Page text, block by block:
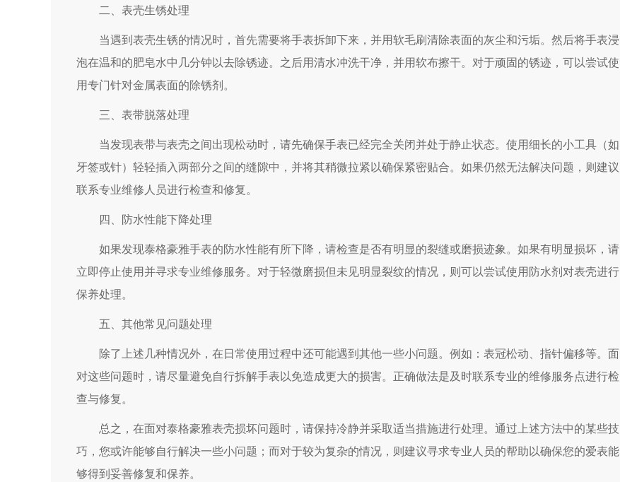
二、表壳生锈处理
当遇到表壳生锈的情况时，首先需要将手表拆卸下来，并用软毛刷清除表面的灰尘和污垢。然后将手表浸
泡在温和的肥皂水中几分钟以去除锈迹。之后用清水冲洗干净，并用软布擦干。对于顽固的锈迹，可以尝试使
用专门针对金属表面的除锈剂。
三、表带脱落处理
当发现表带与表壳之间出现松动时，请先确保手表已经完全关闭并处于静止状态。使用细长的小工具（如
牙签或针）轻轻插入两部分之间的缝隙中，并将其稍微拉紧以确保紧密贴合。如果仍然无法解决问题，则建议
联系专业维修人员进行检查和修复。
四、防水性能下降处理
如果发现泰格豪雅手表的防水性能有所下降，请检查是否有明显的裂缝或磨损迹象。如果有明显损坏，请
立即停止使用并寻求专业维修服务。对于轻微磨损但未见明显裂纹的情况，则可以尝试使用防水剂对表壳进行
保养处理。
五、其他常见问题处理
除了上述几种情况外，在日常使用过程中还可能遇到其他一些小问题。例如：表冠松动、指针偏移等。面
对这些问题时，请尽量避免自行拆解手表以免造成更大的损害。正确做法是及时联系专业的维修服务点进行检
查与修复。
总之，在面对泰格豪雅表壳损坏问题时，请保持冷静并采取适当措施进行处理。通过上述方法中的某些技
巧，您或许能够自行解决一些小问题；而对于较为复杂的情况，则建议寻求专业人员的帮助以确保您的爱表能
够得到妥善修复和保养。